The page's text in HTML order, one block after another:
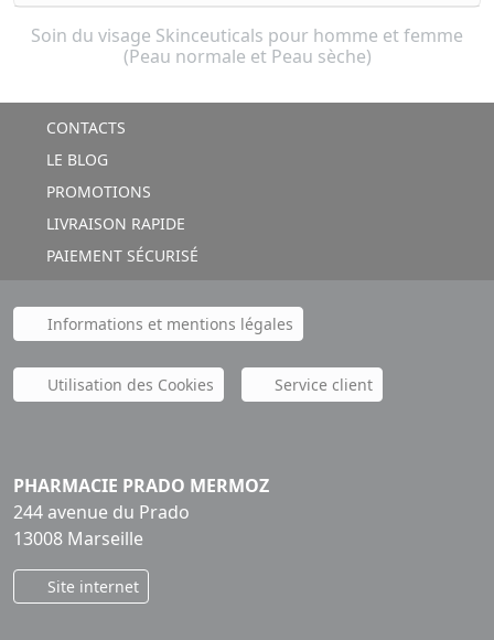
Soin du visage Skinceuticals pour homme et femme
(Peau normale et Peau sèche)
CONTACTS
LE BLOG
PROMOTIONS
LIVRAISON RAPIDE
PAIEMENT SÉCURISÉ
Informations et mentions légales
Utilisation des Cookies Service client
PHARMACIE PRADO MERMOZ
244 avenue du Prado
13008 Marseille
Site internet